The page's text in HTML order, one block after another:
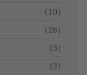
(10)
(26)
(3)
(3)